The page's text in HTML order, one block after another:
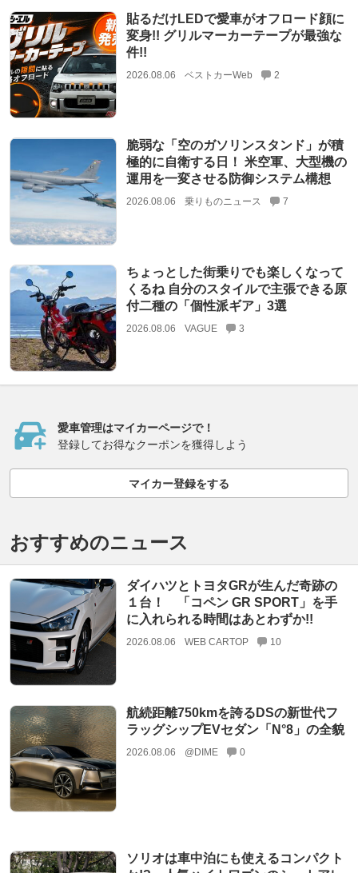
貼るだけLEDで愛車がオフロード顔に
変身!! グリルマーカーテープが最強な
件!!
2026.08.06 ベストカーWeb 2
脆弱な「空のガソリンスタンド」が積
極的に自衛する日！ 米空軍、大型機の
運用を一変させる防御システム構想
2026.08.06 乗りものニュース 7
ちょっとした街乗りでも楽しくなって
くるね 自分のスタイルで主張できる原
付二種の「個性派ギア」3選
2026.08.06 VAGUE 3
愛車管理はマイカーページで！
登録してお得なクーポンを獲得しよう
マイカー登録をする
おすすめのニュース
ダイハツとトヨタGRが生んだ奇跡の
１台！ 「コペン GR SPORT」を手
に入れられる時間はあとわずか!!
2026.08.06 WEB CARTOP 10
航続距離750kmを誇るDSの新世代フ
ラッグシップEVセダン「N°8」の全貌
2026.08.06 @DIME 0
ソリオは車中泊にも使えるコンパクト